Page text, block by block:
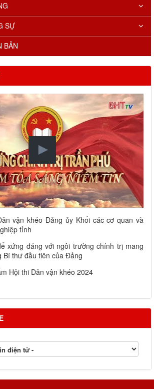
SỰ
BẢN
vận khéo Đảng ủy Khối các cơ quan và
tỉnh
xứng đáng với ngôi trường chính trị mang
Bí thư đầu tiên của Đảng
Hội thi Dân vận khéo 2024